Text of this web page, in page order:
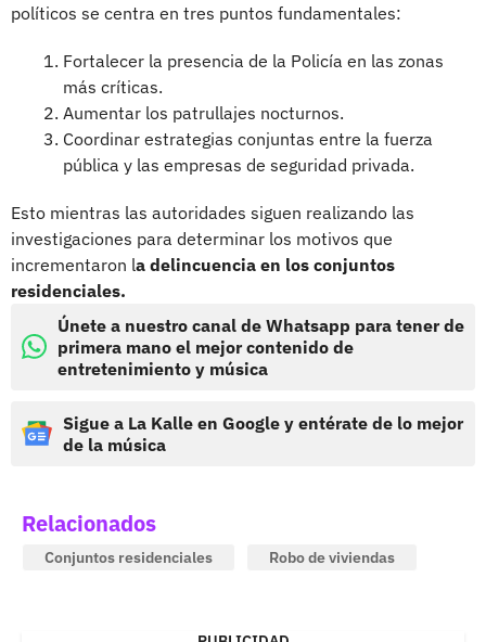
políticos se centra en tres puntos fundamentales:
Fortalecer la presencia de la Policía en las zonas
más críticas.
Aumentar los patrullajes nocturnos.
Coordinar estrategias conjuntas entre la fuerza
pública y las empresas de seguridad privada.
Esto mientras las autoridades siguen realizando las
investigaciones para determinar los motivos que
incrementaron la delincuencia en los conjuntos
residenciales.
Únete a nuestro canal de Whatsapp para tener de
primera mano el mejor contenido de
entretenimiento y música
Sigue a La Kalle en Google y entérate de lo mejor
de la música
Relacionados
Conjuntos residenciales Robo de viviendas